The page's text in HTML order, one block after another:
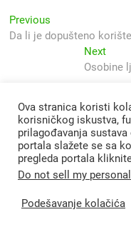
Navigacija
objava
Previous
post:
Da li je dopušteno
NextNext
post:
Osobine
Svjetlo Islama| Designed by:
Ova stranica koristi
korisničkog iskustva,
prilagođavanja
portala slažete se sa
pregleda portala
Do not sell my
Podešavanje kolačića